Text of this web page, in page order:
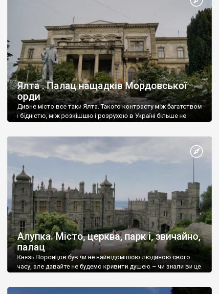
Ялта . Палац нащадків Мордовської
орди
Дивне місто все таки Ялта. Такого контрасту між багатством
і бідністю, між розкішшю і розрухою в Україні більше не
Алупка. Місто, церква, парк і, звичайно,
палац
Князь Воронцов був чи не найвідомішою людиною свого
часу, але давайте не будемо кривити душею – чи знали ви це